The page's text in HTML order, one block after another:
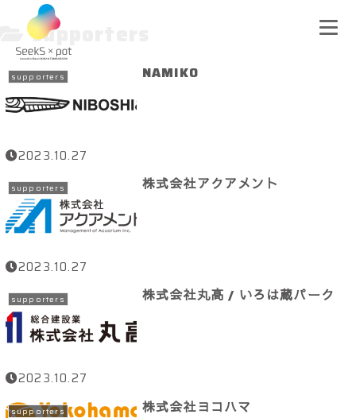
supporters
supporters NAMIKO
2023.10.27
supporters 株式会社アクアメント
2023.10.27
supporters 株式会社丸高 / いろは蔵パーク
2023.10.27
supporters 株式会社ヨコハマ